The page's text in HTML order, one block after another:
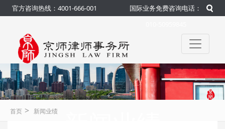
官方咨询热线：4001-666-001
国际业务免费咨询电话：
首页 > 新闻业绩